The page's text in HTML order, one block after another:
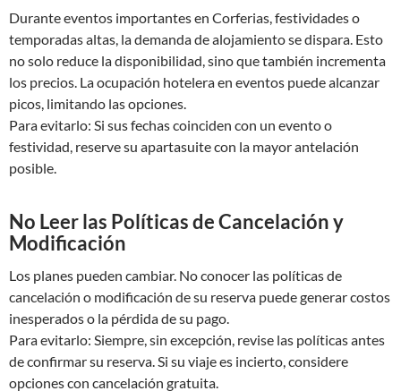
Durante eventos importantes en Corferias, festividades o
temporadas altas, la demanda de alojamiento se dispara. Esto
no solo reduce la disponibilidad, sino que también incrementa
los precios. La ocupación hotelera en eventos puede alcanzar
picos, limitando las opciones.
Para evitarlo: Si sus fechas coinciden con un evento o
festividad, reserve su apartasuite con la mayor antelación
posible.
No Leer las Políticas de Cancelación y
Modificación
Los planes pueden cambiar. No conocer las políticas de
cancelación o modificación de su reserva puede generar costos
inesperados o la pérdida de su pago.
Para evitarlo: Siempre, sin excepción, revise las políticas antes
de confirmar su reserva. Si su viaje es incierto, considere
opciones con cancelación gratuita.